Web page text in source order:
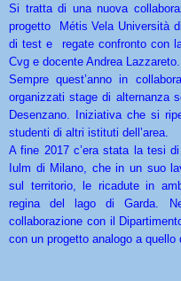
Si tratta di una nuova
progetto Métis Vela Università
di test e regate confronto con
Cvg e docente Andrea Lazzareto.
Sempre quest’anno in
organizzati stage di alternanza
Desenzano. Iniziativa che si
studenti di altri istituti dell’area.
A fine 2017 c’era stata la tesi
Iulm di Milano, che in un suo
sul territorio, le ricadute in
regina del lago di Garda.
collaborazione con il
con un progetto analogo a quello